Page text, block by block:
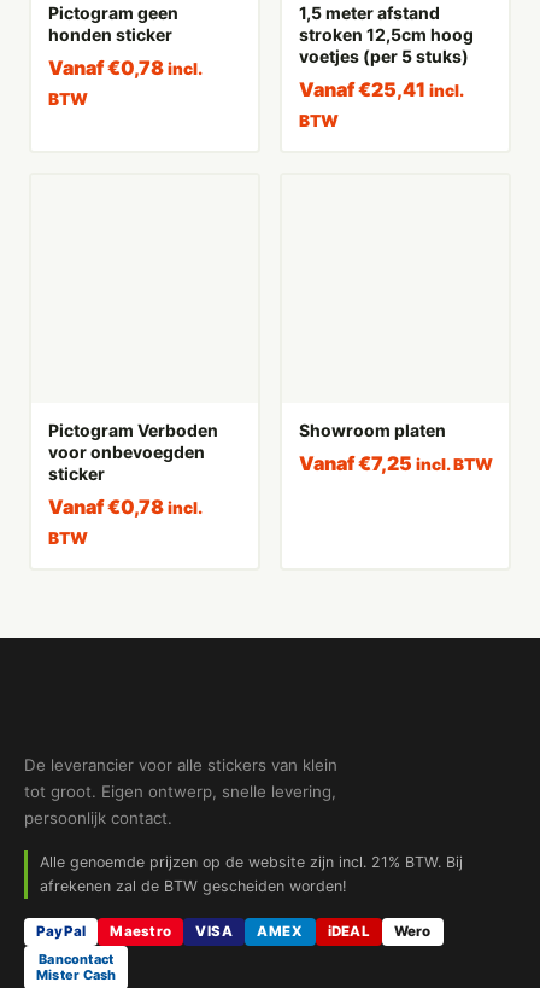
Pictogram geen
honden sticker
Vanaf€0,78 incl.
BTW
1,5 meter afstand
stroken 12,5cm hoog
voetjes (per 5 stuks)
Vanaf€25,41 incl.
BTW
Pictogram Verboden
voor onbevoegden
sticker
Vanaf€0,78 incl.
BTW
Showroom platen
Vanaf€7,25 incl. BTW
De leverancier voor alle stickers van klein
tot groot. Eigen ontwerp, snelle levering,
persoonlijk contact.
Alle genoemde prijzen op de website zijn incl. 21% BTW. Bij
afrekenen zal de BTW gescheiden worden!
PayPal Maestro VISA AMEX iDEAL
Wero
Bancontact
Mister Cash